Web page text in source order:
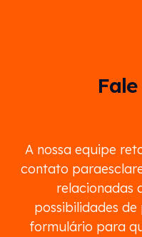
Fale
A nossa equipe
contato
relacionadas
possibilidades
formulário para